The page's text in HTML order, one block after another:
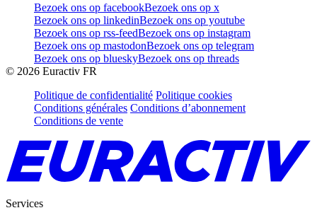
Bezoek ons op facebookBezoek ons op x
Bezoek ons op linkedinBezoek ons op youtube
Bezoek ons op rss-feedBezoek ons op instagram
Bezoek ons op mastodonBezoek ons op telegram
Bezoek ons op blueskyBezoek ons op threads
© 2026 Euractiv FR
Politique de confidentialité Politique cookies
Conditions générales Conditions d’abonnement
Conditions de vente
Services